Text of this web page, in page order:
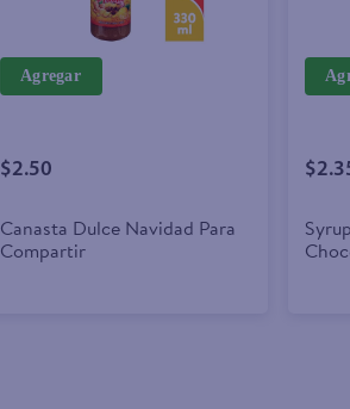
Agregar
$2.50
Canasta Dulce Navidad Para
Compartir